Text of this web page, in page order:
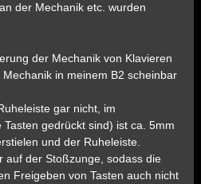
der Mechanik etc. wurden
der Mechanik von Klavieren
in meinem B2 scheinbar
gar nicht, im
Tasten gedrückt sind) ist ca. 5mm
und der Ruheleiste.
auf der Stoßzunge, sodass die
Freigeben von Tasten auch nicht